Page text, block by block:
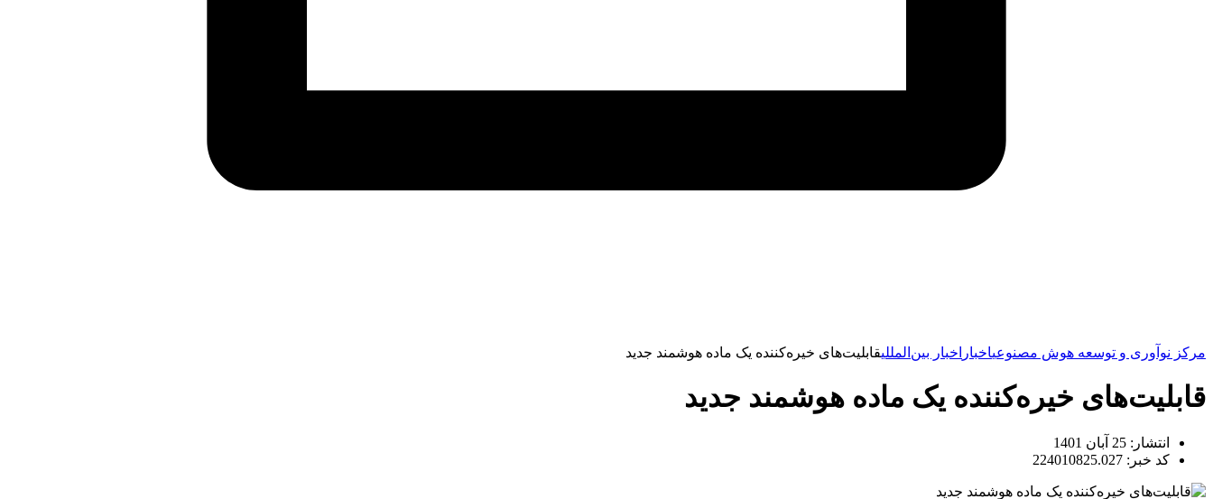
مرکز نوآوری و توسعه هوش مصنوعیاخبار اخبار بین‌المللیقابلیت‌های خیره‌کننده یک ماده هوشمند جدید
قابلیت‌های خیره‌کننده یک ماده هوشمند جدید
انتشار: 25 آبان 1401
کد خبر: 224010825.027